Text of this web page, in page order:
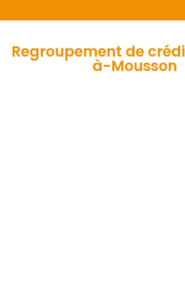
Regroupement de
à-Mousson